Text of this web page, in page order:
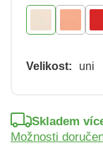
Velikost: uni
Skladem
Možnosti